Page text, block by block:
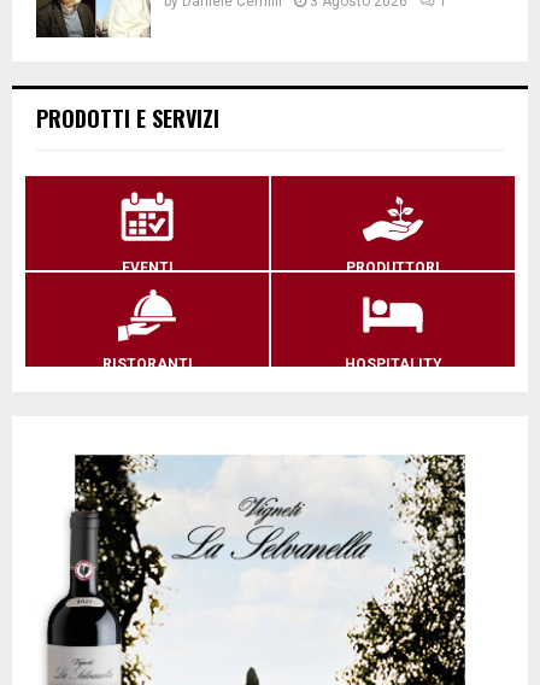
PRODOTTI E SERVIZI
EVENTI PRODUTTORI
RISTORANTI HOSPITALITY